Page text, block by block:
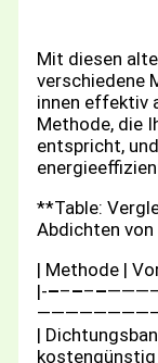
Mit diesen
verschiedene
innen effektiv
Methode, die
entspricht,
**Table:
Abdichten
| Methode |
|-–––––
|
kostengünstig